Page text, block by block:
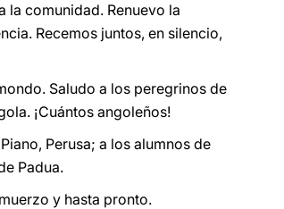
la comunidad. Renuevo la
Recemos juntos, en silencio,
Saludo a los peregrinos de
¡Cuántos angoleños!
Perusa; a los alumnos de
Padua.
y hasta pronto.